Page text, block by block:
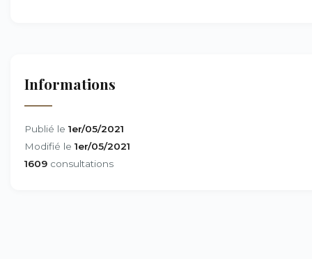
Informations
Publié le 1er/05/2021
Modifié le 1er/05/2021
1609 consultations